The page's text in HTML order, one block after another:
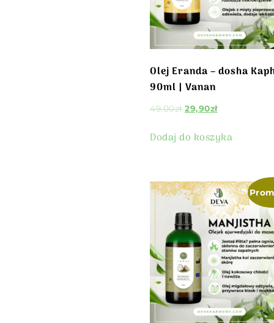
Olej Eranda – dosha
90ml | Vanan
49,00zł 29,90zł
Dodaj do koszyka